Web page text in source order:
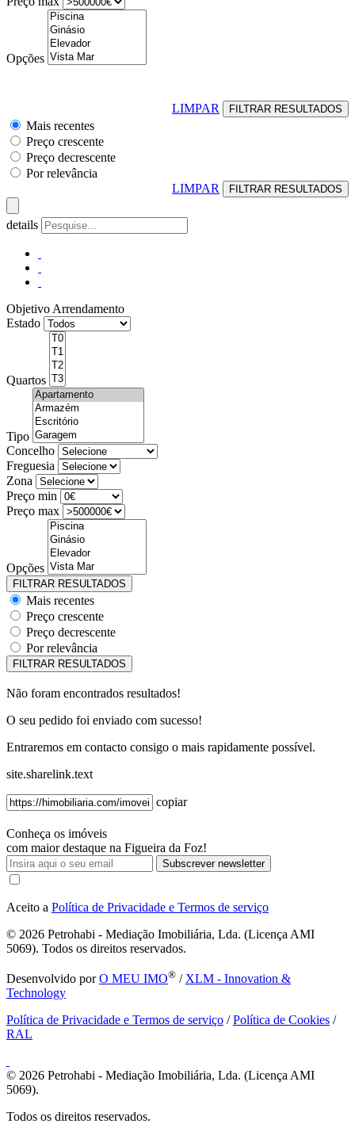
Opções
LIMPAR
Mais recentes
Preço crescente
Preço decrescente
Por relevância
LIMPAR
details
Objetivo Arrendamento
Estado
Quartos
Tipo
Concelho
Freguesia
Zona
Preço min
Preço max
Opções
Mais recentes
Preço crescente
Preço decrescente
Por relevância
Não foram encontrados resultados!
O seu pedido foi enviado com sucesso!
Entraremos em contacto consigo o mais rapidamente possível.
site.sharelink.text
copiar
Conheça os imóveis
com maior destaque na Figueira da Foz!
Subscrever newsletter
Aceito a Política de Privacidade e Termos de serviço
© 2026 Petrohabi - Mediação Imobiliária, Lda. (Licença AMI
5069). Todos os direitos reservados.
Desenvolvido porO MEU IMO® / XLM - Innovation &
Technology
Política de Privacidade e Termos de serviço /Política de Cookies /
RAL
© 2026 Petrohabi - Mediação Imobiliária, Lda. (Licença AMI
5069).
Todos os direitos reservados.